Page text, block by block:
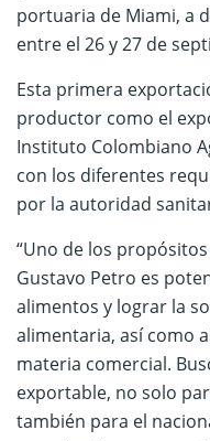
portuaria de Miami, a
entre el 26 y 27 de
Esta primera
productor como el
Instituto Colombiano
con los diferentes
por la autoridad
“Uno de los
Gustavo Petro es
alimentos y lograr la
alimentaria, así como
materia comercial.
exportable, no solo
también para el